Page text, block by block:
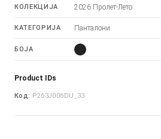
КОЛЕКЦИЈА 2026 Пролет-Лето
КАТЕГОРИЈА Панталони
БОЈА
Product IDs
Код: P263J006DU_33